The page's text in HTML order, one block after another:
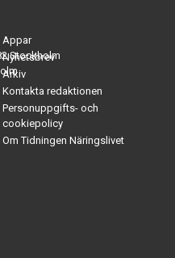
Stockholm
Appar
Nyhetsbrev
Arkiv
Kontakta redaktionen
Personuppgifts- och
cookiepolicy
Om Tidningen Näringslivet